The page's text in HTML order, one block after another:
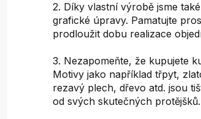
2. Díky vlastní výrobě jsme
grafické úpravy. Pamatujte
prodloužit dobu realizace
3. Nezapomeňte, že kupujete
Motivy jako například třpyt,
rezavý plech, dřevo atd. jsou
od svých skutečných protějšků.